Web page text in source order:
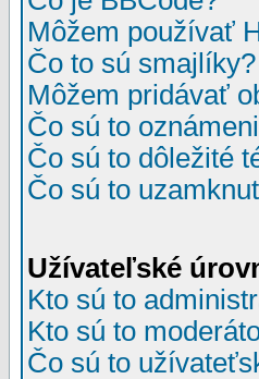
Môžem používať
Čo to sú smajlíky?
Môžem pridávať
Čo sú to
Čo sú to dôležité
Čo sú to
Užívateľské
Kto sú to
Kto sú to
Čo sú to